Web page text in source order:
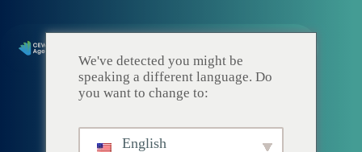
We've detected you might be
speaking a different language. Do
you want to change to:
English